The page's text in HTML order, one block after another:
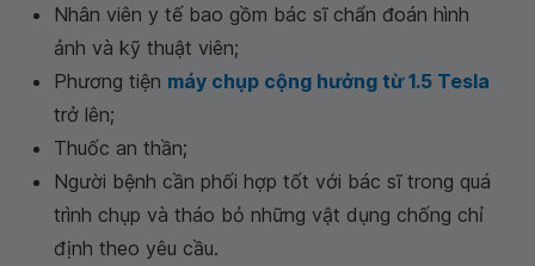
Nhân viên y tế bao gồm bác sĩ chẩn đoán hình
ảnh và kỹ thuật viên;
Phương tiện máy chụp cộng hưởng từ 1.5 Tesla
trở lên;
Thuốc an thần;
Người bệnh cần phối hợp tốt với bác sĩ trong quá
trình chụp và tháo bỏ những vật dụng chống chỉ
định theo yêu cầu.